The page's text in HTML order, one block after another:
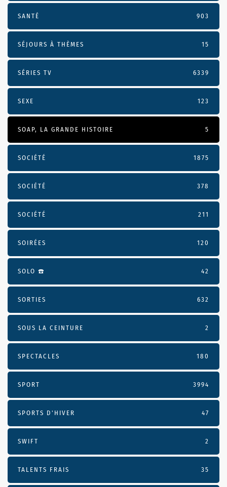
SANTÉ 903
SÉJOURS À THÈMES 15
SÉRIES TV 6339
SEXE 123
SOAP, LA GRANDE HISTOIRE 5
SOCIÉTÉ 1875
SOCIÉTÉ 378
SOCIÉTÉ 211
SOIRÉES 120
SOLO ☎️ 42
SORTIES 632
SOUS LA CEINTURE 2
SPECTACLES 180
SPORT 3994
SPORTS D'HIVER 47
SWIFT 2
TALENTS FRAIS 35